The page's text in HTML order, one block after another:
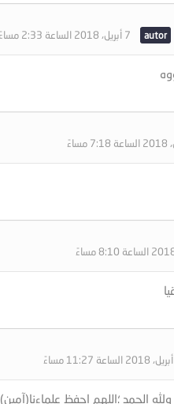
7 أبريل، 2018 الساعة 2:33 مساءً
الحمد ؛اللهم احفظ علماءنا(آمين)